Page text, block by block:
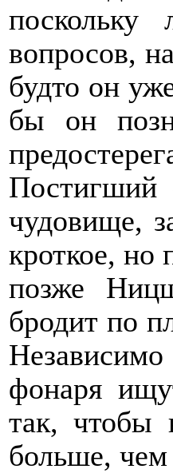
вопросов,
будто он
бы он
Постигший
чудовище,
кроткое, но
позже
бродит по
фонаря
так, чтобы
больше,